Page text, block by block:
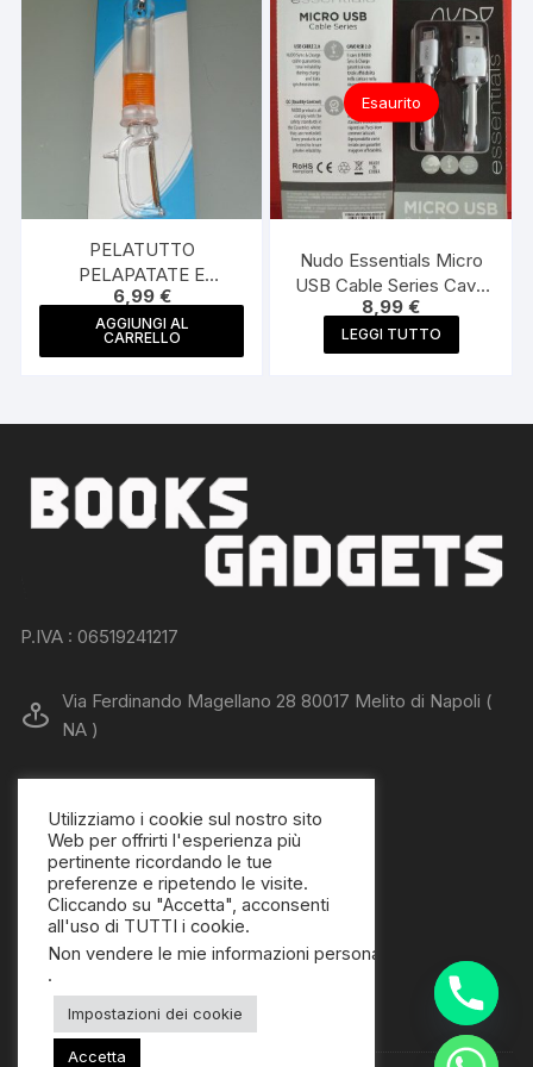
più
varianti.
Le
opzioni
possono
essere
pagina
del
PELATUTTO
PELAPATATE E
PELAFRUTTA PELA
PATATE E FRUTTA
CASALINGHI
6,99 €
AGGIUNGI AL
CARRELLO
Esaurito
Nudo Essentials Micro
USB Cable Series Cavo
Dati Ricarica USB 2.0
Lunghezza 1 Mt
8,99€
LEGGI TUTTO
P.IVA : 06519241217
Via Ferdinando Magellano 28 80017 Melito di Napoli (
NA )
junioranfa@libero.it
Utilizziamo i cookie sul nostro sito
Web per offrirti l'esperienza più
pertinente ricordando le tue
preferenze e ripetendo le visite.
Cliccando su "Accetta", acconsenti
all'uso di TUTTI i cookie.
Non vendere le mie informazioni personali
.
Impostazioni dei cookie
Accetta